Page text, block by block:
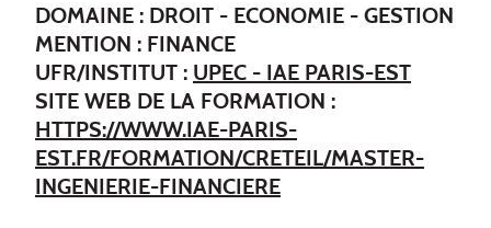
DOMAINE : DROIT - ECONOMIE - GESTION
MENTION : FINANCE
UFR/INSTITUT : UPEC - IAE PARIS-EST
SITE WEB DE LA FORMATION :
HTTPS://WWW.IAE-PARIS-
EST.FR/FORMATION/CRETEIL/MASTER-
INGENIERIE-FINANCIERE